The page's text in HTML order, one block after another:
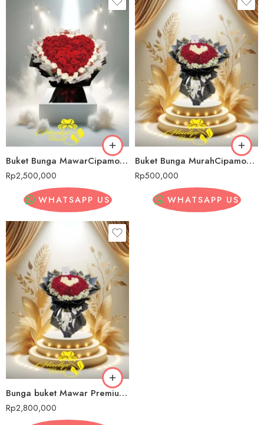
Buket Bunga MawarCipamokolan
Rp2,500,000
WHATSAPP US
Buket Bunga MurahCipamokolan
Rp500,000
WHATSAPP US
Bunga buket Mawar PremiumCipamokolan
Rp2,800,000